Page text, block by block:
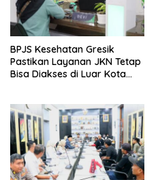
BPJS Kesehatan Gresik
Pastikan Layanan JKN Tetap
Bisa Diakses di Luar Kota